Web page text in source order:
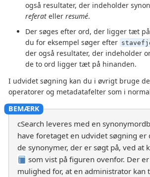
også resultater, der indeholder
referat eller resumé.
Der søges efter ord, der ligger tæt
du for eksempel søger efter
der også resultater, der indeholder
de to ord ligger tæt på hinanden.
I udvidet søgning kan du i øvrigt bruge
operatorer og metadatafelter som i
cSearch leveres med en
have foretaget en udvidet søgning er
de synonymer, der er søgt på, ved at
som vist på figuren ovenfor. Der
mulighed for, at en administrator kan